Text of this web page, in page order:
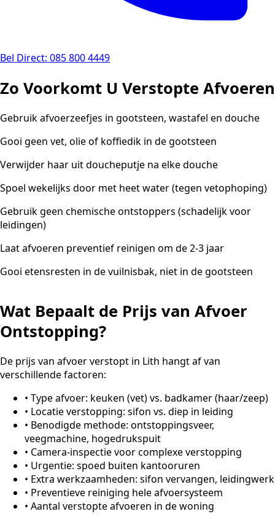
Bel Direct: 085 800 4449
Zo Voorkomt U Verstopte Afvoeren
Gebruik afvoerzeefjes in gootsteen, wastafel en douche
Gooi geen vet, olie of koffiedik in de gootsteen
Verwijder haar uit doucheputje na elke douche
Spoel wekelijks door met heet water (tegen vetophoping)
Gebruik geen chemische ontstoppers (schadelijk voor
leidingen)
Laat afvoeren preventief reinigen om de 2-3 jaar
Gooi etensresten in de vuilnisbak, niet in de gootsteen
Wat Bepaalt de Prijs van Afvoer
Ontstopping?
De prijs van afvoer verstopt in Lith hangt af van
verschillende factoren:
• Type afvoer: keuken (vet) vs. badkamer (haar/zeep)
• Locatie verstopping: sifon vs. diep in leiding
• Benodigde methode: ontstoppingsveer,
veegmachine, hogedrukspuit
• Camera-inspectie voor complexe verstopping
• Urgentie: spoed buiten kantooruren
• Extra werkzaamheden: sifon vervangen, leidingwerk
• Preventieve reiniging hele afvoersysteem
• Aantal verstopte afvoeren in de woning